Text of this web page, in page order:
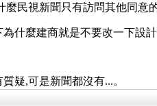
民視新聞只有訪問其他同意
什麼建商就是不要改一下設計
疑,可是新聞都沒有...。